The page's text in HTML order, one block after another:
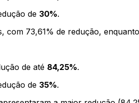
de 30%.
com 73,61% de redução,
de até 84,25%.
de 35%.